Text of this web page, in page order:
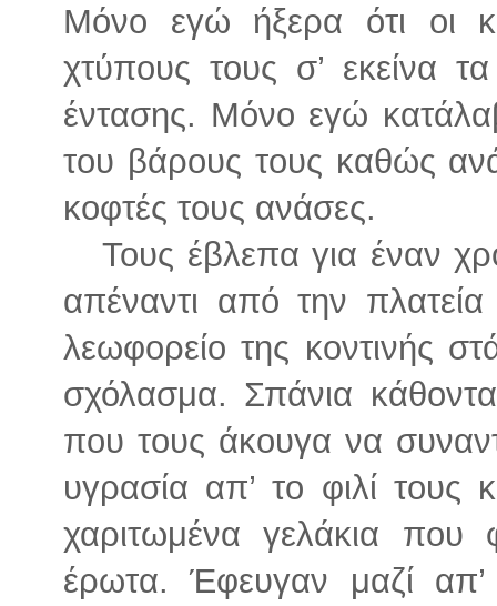
Μόνο εγώ ήξερα ότι οι
χτύπους τους σ’ εκείνα
έντασης. Μόνο εγώ
του βάρους τους καθώς
κοφτές τους ανάσες.
Τους έβλεπα για έναν
απέναντι από την
λεωφορείο της κοντινής
σχόλασμα. Σπάνια
που τους άκουγα να
υγρασία απ’ το φιλί τους
χαριτωμένα γελάκια που
έρωτα. Έφευγαν μαζί